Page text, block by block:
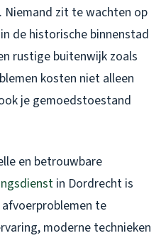
. Niemand zit te wachten op
de historische binnenstad
rustige buitenwijk zoals
kosten niet alleen
je gemoedstoestand
en betrouwbare
in Dordrecht is
te
moderne technieken